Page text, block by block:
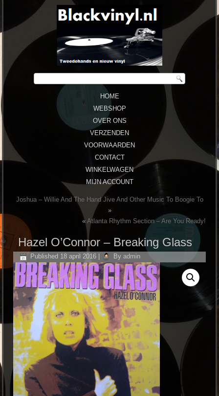
HOME
WEBSHOP
OVER ONS
VERZENDEN
VOORWAARDEN
CONTACT
WINKELWAGEN
MIJN ACCOUNT
Joshua ‎– Willie And The Hand Jive And Other Music To Boogie To
»
« Atlanta Rhythm Section ‎– Are You Ready!
Hazel O’Connor ‎– Breaking Glass
Published 18 april 2016 By admin